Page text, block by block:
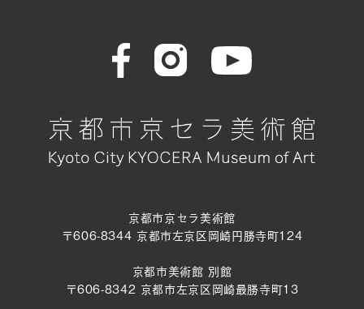
京都市京セラ美術館
〒606-8344 京都市左京区岡崎円勝寺町124
京都市美術館 別館
〒606-8342 京都市左京区岡崎最勝寺町13